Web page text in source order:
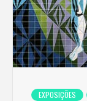
EXPOSIÇÕES